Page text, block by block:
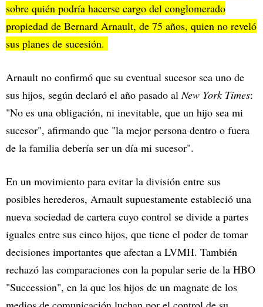
sobre quién podría hacerse cargo del conglomerado
propiedad de Bernard Arnault, de 75 años, quien no reveló
sus planes de sucesión.
Arnault no confirmó que su eventual sucesor sea uno de
sus hijos, según declaró el año pasado al New York Times:
"No es una obligación, ni inevitable, que un hijo sea mi
sucesor", afirmando que "la mejor persona dentro o fuera
de la familia debería ser un día mi sucesor".
En un movimiento para evitar la división entre sus
posibles herederos, Arnault supuestamente estableció una
nueva sociedad de cartera cuyo control se divide a partes
iguales entre sus cinco hijos, que tiene el poder de tomar
decisiones importantes que afectan a LVMH. También
rechazó las comparaciones con la popular serie de la HBO
"Succession", en la que los hijos de un magnate de los